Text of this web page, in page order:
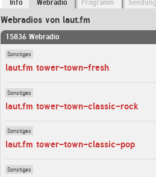
Info Webradio Programm
Webradios von laut.fm
15836 Webradio
Sonstiges
laut.fm tower-town-fresh
Sonstiges
laut.fm tower-town-classic-rock
Sonstiges
laut.fm tower-town-classic-pop
Sonstiges